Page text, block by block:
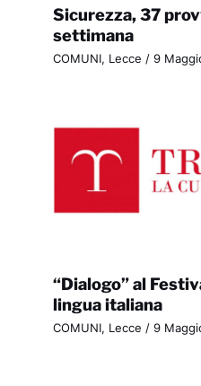
Sicurezza, 37
settimana
COMUNI, Lecce / 9
“Dialogo” al
lingua italiana
COMUNI, Lecce / 9